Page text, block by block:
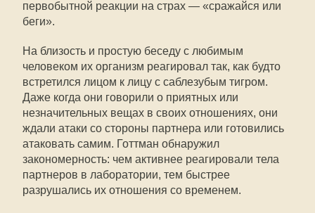
первобытной реакции на страх — «сражайся или
беги».
На близость и простую беседу с любимым
человеком их организм реагировал так, как будто
встретился лицом к лицу с саблезубым тигром.
Даже когда они говорили о приятных или
незначительных вещах в своих отношениях, они
ждали атаки со стороны партнера или готовились
атаковать самим. Готтман обнаружил
закономерность: чем активнее реагировали тела
партнеров в лаборатории, тем быстрее
разрушались их отношения со временем.